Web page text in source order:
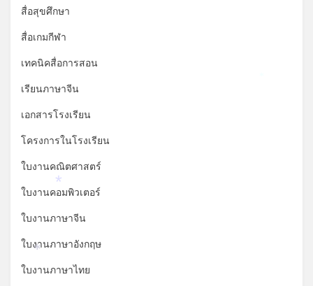
สื่อสุขศึกษา
สื่อเกมกีฬา
เทคนิคสื่อการสอน
เรียนภาษาจีน
เอกสารโรงเรียน
โครงการในโรงเรียน
ใบงานคณิตศาสตร์
ใบงานคอมพิวเตอร์
ใบงานภาษาจีน
ใบงานภาษาอังกฤษ
ใบงานภาษาไทย
*